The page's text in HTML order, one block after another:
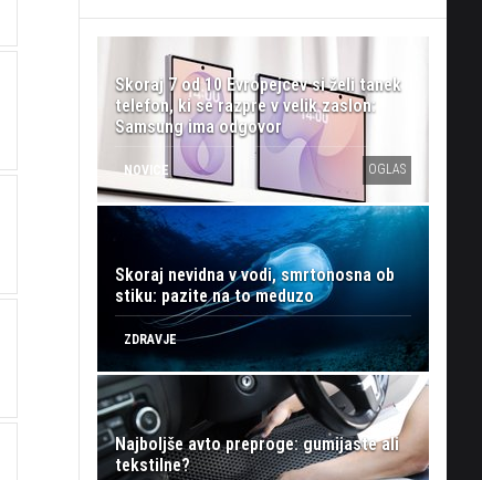
Skoraj 7 od 10 Evropejcev si želi tanek
telefon, ki se razpre v velik zaslon:
Samsung ima odgovor
NOVICE OGLAS
Skoraj nevidna v vodi, smrtonosna ob
stiku: pazite na to meduzo
ZDRAVJE
Najboljše avto preproge: gumijaste ali
tekstilne?